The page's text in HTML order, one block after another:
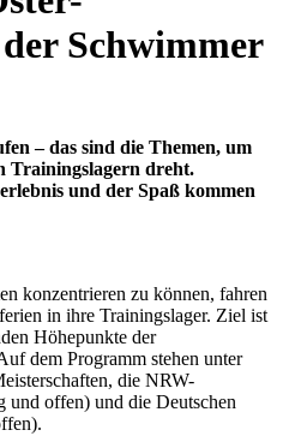
Schwimmer
– das sind die Themen, um
Trainingslagern dreht.
und der Spaß kommen
konzentrieren zu können, fahren
in ihre Trainingslager. Ziel ist
Höhepunkte der
dem Programm stehen unter
die NRW-
und offen) und die Deutschen